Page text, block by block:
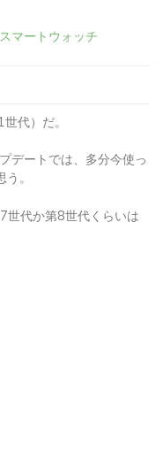
スマートウォッチ
代）だ。
デートでは、多分今使っ
。
代か第8世代くらいは